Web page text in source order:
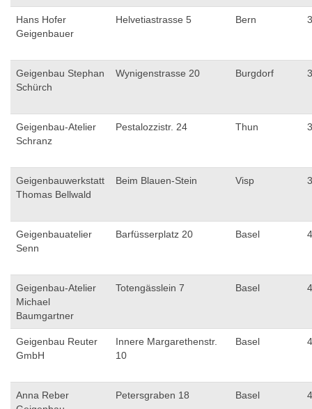
Hans Hofer
Geigenbauer
Helvetiastrasse 5 Bern
Geigenbau Stephan
Schürch
Wynigenstrasse 20 Burgdorf
Geigenbau-Atelier
Schranz
Pestalozzistr. 24 Thun
Geigenbauwerkstatt
Thomas Bellwald
Beim Blauen-Stein Visp
Geigenbauatelier
Senn
Barfüsserplatz 20 Basel
Geigenbau-Atelier
Michael
Baumgartner
Totengässlein 7 Basel
Geigenbau Reuter
GmbH
Innere Margarethenstr.
10
Basel
Anna Reber
Petersgraben 18 Basel